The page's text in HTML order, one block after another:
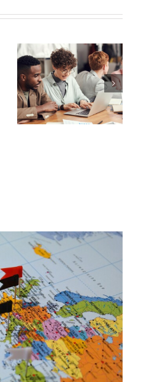
今天公开猎头顾
问业绩过百万的
秘密 | 谷露猎头
系统3.0版谍报速